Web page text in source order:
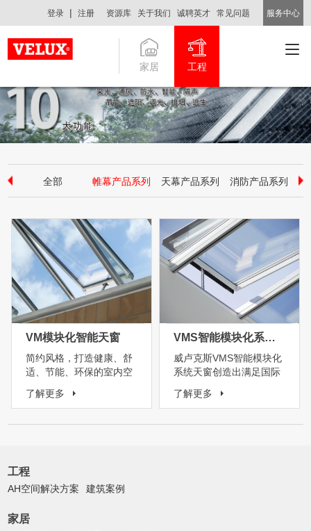
登录 | 注册 资源库 关于我们 诚聘英才 常见问题 服务中心
家居 工程
全部 帷幕产品系列 天幕产品系列 消防产品系列 斜
VM模块化智能天窗
简约风格，打造健康、舒
适、节能、环保的室内空
了解更多
VMS智能模块化系统天窗
威卢克斯VMS智能模块化
系统天窗创造出满足国际
标准和要求的模块化智能
产品，完美解决了建筑中
控制和防水的问题。
了解更多
工程
AH空间解决方案 建筑案例
家居